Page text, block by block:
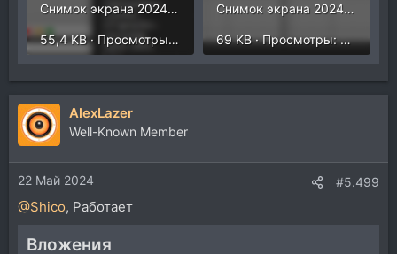
Снимок экрана 2024-05-22 в 22.36.21.png
55,4 KB · Просмотры: 282
Снимок экрана 2024-05-22 в 22.36.09.png
69 KB · Просмотры: 280
AlexLazer
Well-Known Member
22 Май 2024 #5.499
@Shico, Работает
Вложения